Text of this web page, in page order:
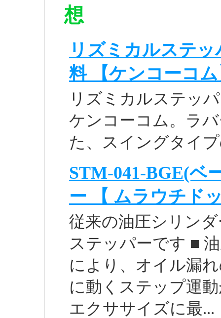
想
リズミカルステッ
料 【ケンコーコ
リズミカルステッ
ケンコーコム。ラ
た、スイングタイ
STM-041-BGE(ベ
ー 【 ムラウチド
従来の油圧シリン
ステッパーです ■
により、オイル漏
に動くステップ運
エクササイズに最...